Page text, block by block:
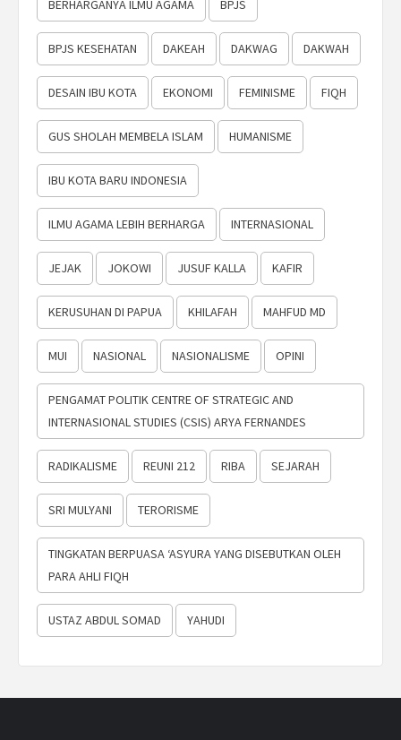
BERHARGANYA ILMU AGAMA BPJS
BPJS KESEHATAN DAKEAH DAKWAG DAKWAH
DESAIN IBU KOTA EKONOMI FEMINISME FIQH
GUS SHOLAH MEMBELA ISLAM HUMANISME
IBU KOTA BARU INDONESIA
ILMU AGAMA LEBIH BERHARGA INTERNASIONAL
JEJAK JOKOWI JUSUF KALLA KAFIR
KERUSUHAN DI PAPUA KHILAFAH MAHFUD MD
MUI NASIONAL NASIONALISME OPINI
PENGAMAT POLITIK CENTRE OF STRATEGIC AND
INTERNASIONAL STUDIES (CSIS) ARYA FERNANDES
RADIKALISME REUNI 212 RIBA SEJARAH
SRI MULYANI TERORISME
TINGKATAN BERPUASA ‘ASYURA YANG DISEBUTKAN OLEH
PARA AHLI FIQH
USTAZ ABDUL SOMAD YAHUDI